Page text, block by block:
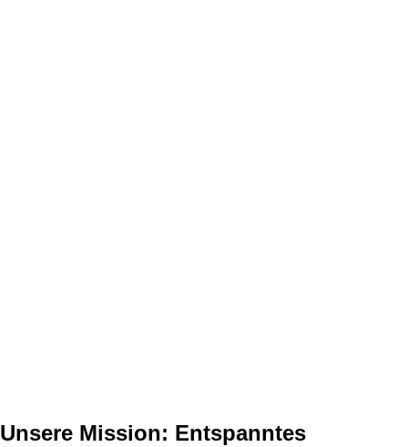
Unsere Mission: Entspanntes